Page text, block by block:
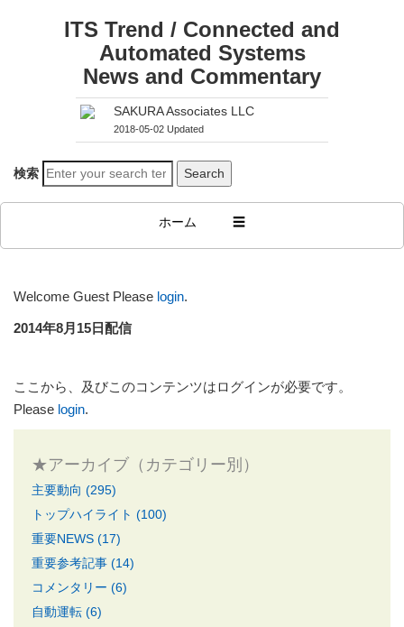
ITS Trend / Connected and
Automated Systems
News and Commentary
SAKURA Associates LLC
2018-05-02 Updated
検索
ホーム ☰
Welcome Guest Please login.
2014年8月15日配信
ここから、及びこのコンテンツはログインが必要です。
Please login.
★アーカイブ（カテゴリー別）
主要動向 (295)
トップハイライト (100)
重要NEWS (17)
重要参考記事 (14)
コメンタリー (6)
自動運転 (6)